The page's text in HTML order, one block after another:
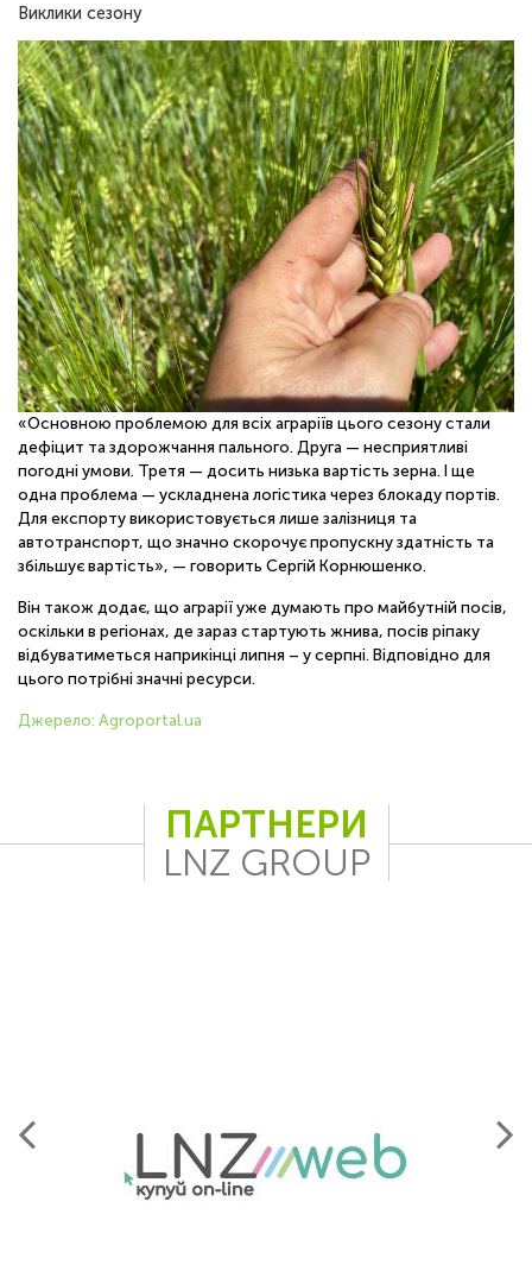
Виклики сезону
«Основною проблемою для всіх аграріїв цього сезону стали
дефіцит та здорожчання пального. Друга — несприятливі
погодні умови. Третя — досить низька вартість зерна. І ще
одна проблема — ускладнена логістика через блокаду портів.
Для експорту використовується лише залізниця та
автотранспорт, що значно скорочує пропускну здатність та
збільшує вартість», — говорить Сергій Корнюшенко.
Він також додає, що аграрії уже думають про майбутній посів,
оскільки в регіонах, де зараз стартують жнива, посів ріпаку
відбуватиметься наприкінці липня – у серпні. Відповідно для
цього потрібні значні ресурси.
Джерело: Agroportal.ua
ПАРТНЕРИ
LNZ GROUP